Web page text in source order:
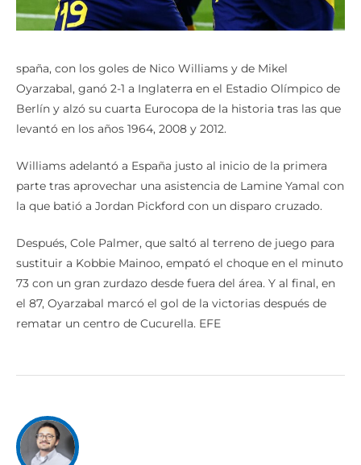
spaña, con los goles de Nico Williams y de Mikel
Oyarzabal, ganó 2-1 a Inglaterra en el Estadio Olímpico de
Berlín y alzó su cuarta Eurocopa de la historia tras las que
levantó en los años 1964, 2008 y 2012.
Williams adelantó a España justo al inicio de la primera
parte tras aprovechar una asistencia de Lamine Yamal con
la que batió a Jordan Pickford con un disparo cruzado.
Después, Cole Palmer, que saltó al terreno de juego para
sustituir a Kobbie Mainoo, empató el choque en el minuto
73 con un gran zurdazo desde fuera del área. Y al final, en
el 87, Oyarzabal marcó el gol de la victorias después de
rematar un centro de Cucurella. EFE